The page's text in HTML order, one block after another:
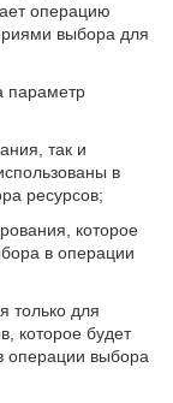
операцию
выбора для
параметр
так и
в
ресурсов;
которое
в операции
только для
которое будет
операции выбора